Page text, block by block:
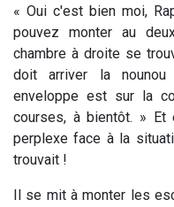
« Oui c'est bien moi,
pouvez monter au
chambre à droite se
doit arriver la
enveloppe est sur la
courses, à bientôt. »
perplexe face à la
trouvait !
Il se mit à monter les